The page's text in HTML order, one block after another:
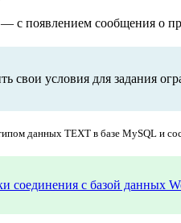
с появлением сообщения о
свои условия для задания
данных TEXT в базе MySQL и
соединения с базой данных